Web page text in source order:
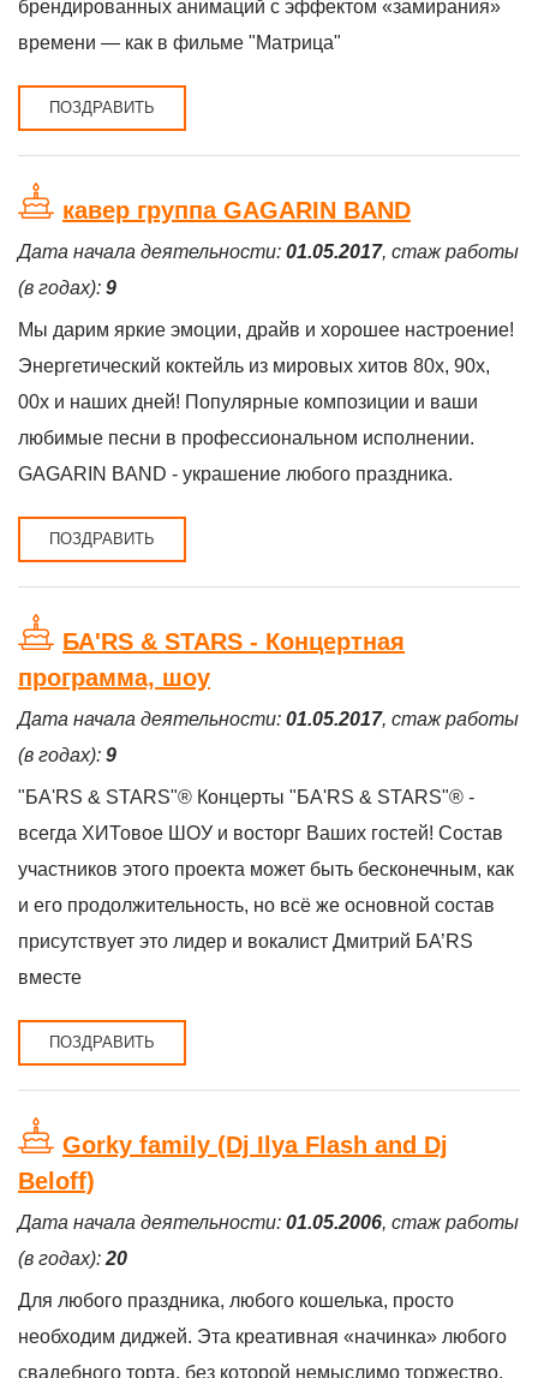
брендированных анимаций с эффектом «замирания»
времени — как в фильме "Матрица"
ПОЗДРАВИТЬ
кавер группа GAGARIN BAND
Дата начала деятельности: 01.05.2017, стаж работы
(в годах): 9
Мы дарим яркие эмоции, драйв и хорошее настроение!
Энергетический коктейль из мировых хитов 80х, 90х,
00х и наших дней! Популярные композиции и ваши
любимые песни в профессиональном исполнении.
GAGARIN BAND - украшение любого праздника.
ПОЗДРАВИТЬ
БА'RS & STARS - Концертная
программа, шоу
Дата начала деятельности: 01.05.2017, стаж работы
(в годах): 9
"БА'RS & STARS"® Концерты "БА'RS & STARS"® -
всегда ХИТовое ШОУ и восторг Ваших гостей! Состав
участников этого проекта может быть бесконечным, как
и его продолжительность, но всё же основной состав
присутствует это лидер и вокалист Дмитрий БА’RS
вместе
ПОЗДРАВИТЬ
Gorky family (Dj Ilya Flash and Dj
Beloff)
Дата начала деятельности: 01.05.2006, стаж работы
(в годах): 20
Для любого праздника, любого кошелька, просто
необходим диджей. Эта креативная «начинка» любого
свадебного торта, без которой немыслимо торжество.